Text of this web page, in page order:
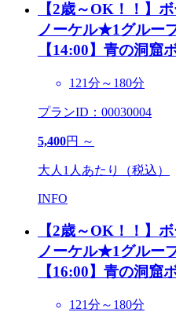
【2歳～OK！！】
ノーケル★1グルー
【14:00】青の洞窟
121分～180分
プランID：00030004
5,400円 ～
大人1人あたり（税込）
INFO
【2歳～OK！！】
ノーケル★1グルー
【16:00】青の洞窟
121分～180分